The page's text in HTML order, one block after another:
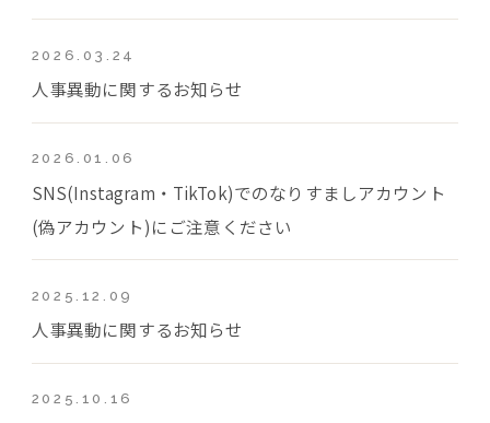
2026.03.24
人事異動に関するお知らせ
2026.01.06
SNS(Instagram・TikTok)でのなりすましアカウント
(偽アカウント)にご注意ください
2025.12.09
人事異動に関するお知らせ
2025.10.16